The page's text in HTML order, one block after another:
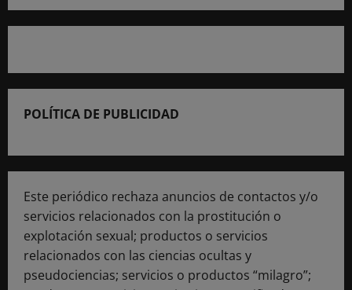
POLÍTICA DE PUBLICIDAD
Este periódico rechaza anuncios de contactos y/o
servicios relacionados con la prostitución o
explotación sexual; productos o servicios
relacionados con las ciencias ocultas y
pseudociencias; servicios o productos “milagro”;